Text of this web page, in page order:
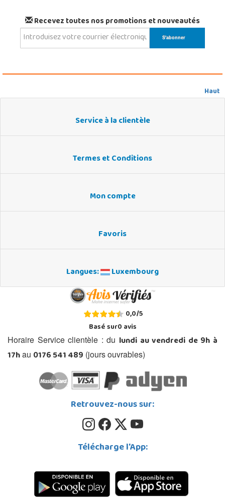
Recevez toutes nos promotions et nouveautés
Haut
Service à la clientèle
Termes et Conditions
Mon compte
Favoris
Langues: Luxembourg
0,0/5
Basé sur0avis
Horaire Service clientèle : du lundi au vendredi de 9h à
17hau 0176 541 489 (jours ouvrables)
Retrouvez-nous sur:
Télécharge l'App: